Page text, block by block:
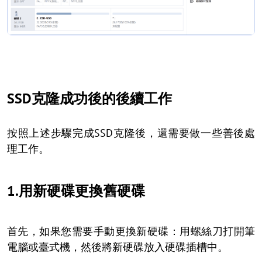
SSD克隆成功後的後續工作
按照上述步驟完成SSD克隆後，還需要做一些善後處
理工作。
1.用新硬碟更換舊硬碟
首先，如果您需要手動更換新硬碟：用螺絲刀打開筆
電腦或臺式機，然後將新硬碟放入硬碟插槽中。